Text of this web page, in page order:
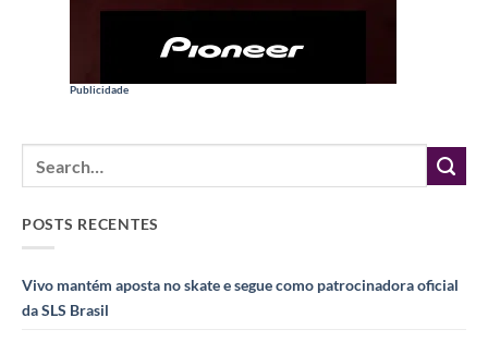
Publicidade
POSTS RECENTES
Vivo mantém aposta no skate e segue como patrocinadora oficial
da SLS Brasil